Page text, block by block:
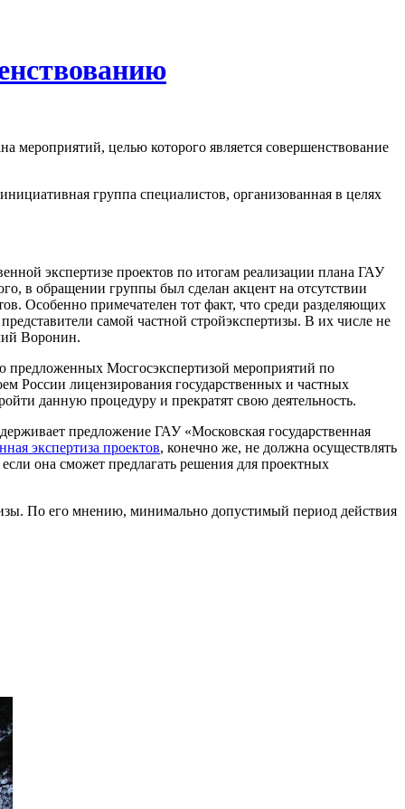
мероприятий, целью которого является совершенствование
группа специалистов, организованная в целях
экспертизе проектов по итогам реализации плана ГАУ
в обращении группы был сделан акцент на отсутствии
Особенно примечателен тот факт, что среди разделяющих
самой частной стройэкспертизы. В их числе не
Воронин.
предложенных Мосгосэкспертизой мероприятий по
России лицензирования государственных и частных
данную процедуру и прекратят свою деятельность.
предложение ГАУ «Московская государственная
экспертиза проектов, конечно же, не должна осуществлять
она сможет предлагать решения для проектных
По его мнению, минимально допустимый период действия